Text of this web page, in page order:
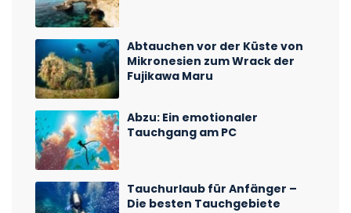
Abtauchen vor der Küste von
Mikronesien zum Wrack der
Fujikawa Maru
Abzu: Ein emotionaler
Tauchgang am PC
Tauchurlaub für Anfänger –
Die besten Tauchgebiete